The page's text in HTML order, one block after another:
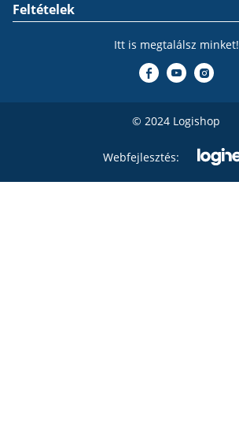
Feltételek
Itt is megtalálsz minket!
© 2024 Logishop
Webfejlesztés: